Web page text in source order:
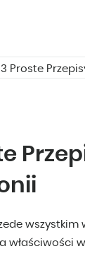
Proste
wszystkim
właściwości